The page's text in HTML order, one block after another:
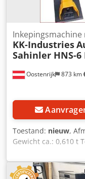
Oostenrijk 873 km
Inkepingsmachine
KK-Industries
Sahinler HNS-6
Toestand: nieuw,
Gewicht ca.: 0,610 t
Plaatdikte: 6 mm
hydraulische
200 mm - kniphoek: